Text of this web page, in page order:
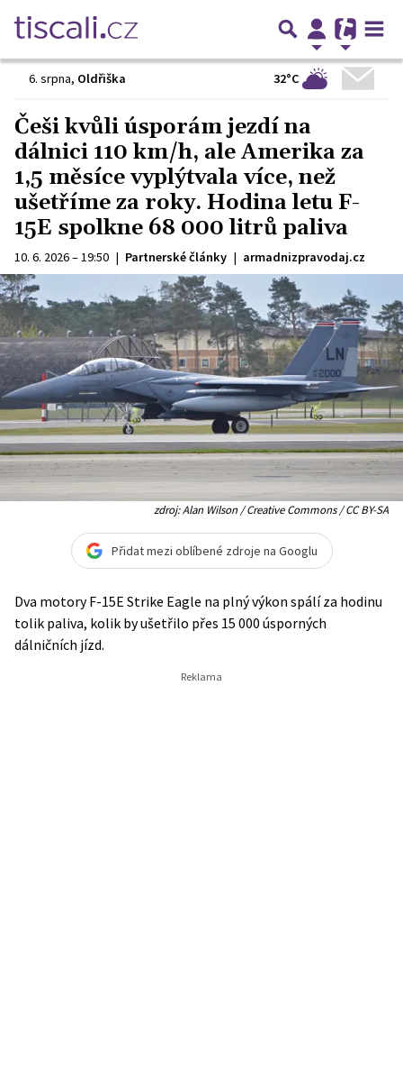
6. srpna, Oldřiška 32°C
Češi kvůli úsporám jezdí na
dálnici 110 km/h, ale Amerika za
1,5 měsíce vyplýtvala více, než
ušetříme za roky. Hodina letu F-
15E spolkne 68 000 litrů paliva
10. 6. 2026 – 19:50 | Partnerské články | armadnizpravodaj.cz
zdroj: Alan Wilson / Creative Commons / CC BY-SA
Přidat mezi oblíbené zdroje na Googlu
Dva motory F-15E Strike Eagle na plný výkon spálí za hodinu
tolik paliva, kolik by ušetřilo přes 15 000 úsporných
dálničních jízd.